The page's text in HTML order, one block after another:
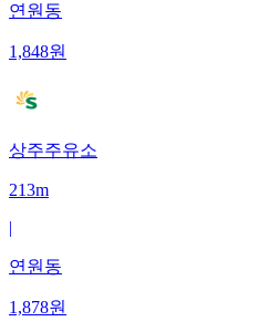
연원동
1,848원
상주주유소
213m
|
연원동
1,878원